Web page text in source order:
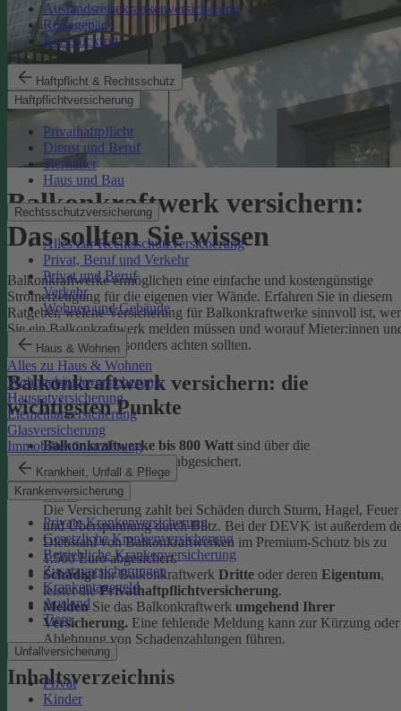
Auslandsreisekrankenversicherung
Reisegepäck
Reiserücktritt
Haftpflicht & Rechtsschutz
Haftpflichtversicherung
Privathaftpflicht
Dienst und Beruf
Tierhalter
Haus und Bau
Rechtsschutzversicherung
Alles zur Rechtsschutzversicherung
Privat, Beruf und Verkehr
Privat und Beruf
Verkehr
Wohnen und Gebäude
Haus & Wohnen
Alles zu Haus & Wohnen
Wohngebäudeversicherung
Hausratversicherung
Elementarversicherung
Glasversicherung
Immobilienfinanzierung
Krankheit, Unfall & Pflege
Krankenversicherung
Private Krankenversicherung
Gesetzliche Krankenversicherung
Betriebliche Krankenversicherung
Zusatzversicherungen
Krankentagegeld
Ausland
Tiere
Unfallversicherung
Privat
Kinder
Balkonkraftwerk versichern:
Das sollten Sie wissen
Balkonkraftwerke ermöglichen eine einfache und kostengünstige
Stromerzeugung für die eigenen vier Wände. Erfahren Sie in diesem
Ratgeber, welche Versicherung für Balkonkraftwerke sinnvoll ist,
Sie ein Balkonkraftwerk melden müssen und worauf Mieter:innen
Eigentümer:innen besonders achten sollten.
Balkonkraftwerk versichern: die
wichtigsten Punkte
Balkonkraftwerke bis 800 Watt sind über die
abgesichert.
Die Versicherung zahlt bei Schäden durch Sturm, Hagel, Feuer
und Überspannung durch Blitz. Bei der DEVK ist außerdem
Diebstahl von Balkonkraftwerken im Premium-Schutz bis zu
1.500 Euro abgesichert.
SchädigtIhr Balkonkraftwerk Dritte oder deren Eigentum,
leistet diePrivathaftpflichtversicherung.
MeldenSie das Balkonkraftwerk umgehend Ihrer
Versicherung. Eine fehlende Meldung kann zur Kürzung oder
Ablehnung von Schadenzahlungen führen.
Inhaltsverzeichnis